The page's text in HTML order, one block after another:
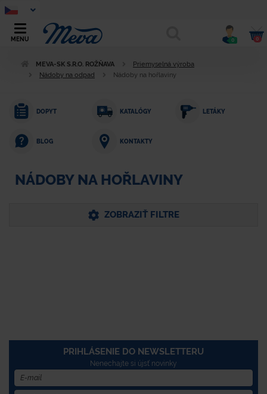
MENU 0 0
MEVA-SK S.R.O. ROŽŇAVA
Priemyselná výroba
Nádoby na odpad
Nádoby na hořlaviny
DOPYT KATALÓGY LETÁKY
BLOG KONTAKTY
NÁDOBY NA HOŘLAVINY
ZOBRAZIŤ FILTRE
PRIHLÁSENIE DO NEWSLETTERU
Nenechajte si újsť novinky